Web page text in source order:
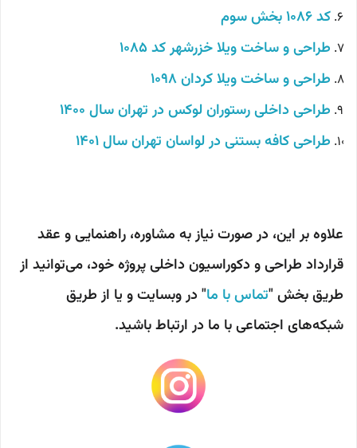
کد 1086 بخش سوم
طراحی و ساخت ویلا خزرشهر کد 1085
طراحی و ساخت ویلا کردان 1098
طراحی داخلی رستوران لوکس در تهران سال 1400
طراحی کافه بستنی در لواسان تهران سال 1401
علاوه بر این، در صورت نیاز به مشاوره، راهنمایی و عقد
قرارداد طراحی و دکوراسیون داخلی پروژه خود، می‌توانید از
طریق بخش "تماس با ما" در وبسایت و یا از طریق
شبکه‌های اجتماعی با ما در ارتباط باشید.